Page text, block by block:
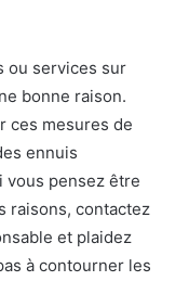
ou services sur
bonne raison.
ces mesures de
ennuis
vous pensez être
raisons, contactez
et plaidez
à contourner les